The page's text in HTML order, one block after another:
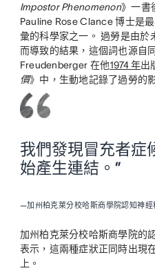
Impostor Phenomenon》一書
Pauline Rose Clance 博士是
彙的科學家之一。 過勞是由於
而導致的結果，這個詞也源自
Freudenberger 在他1974 年出
價》中，生動地記錄了過勞的
我們發現冒充者症
始產生連結。”
—加州柏克萊分校哈斯商學院認知神經
加州柏克萊分校哈斯商學院的
表示，這兩種症狀正同時出現
上。